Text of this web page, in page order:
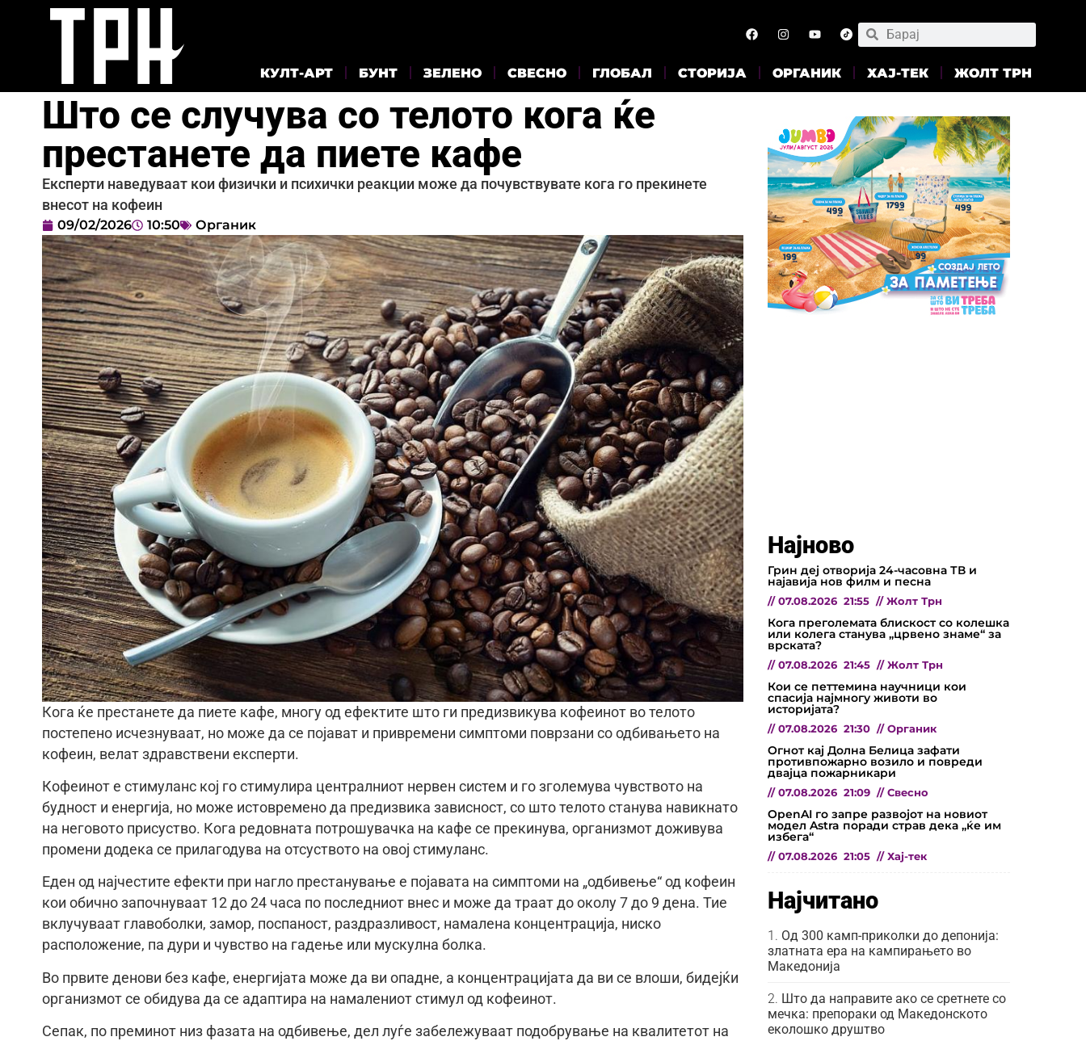
КУЛТ-АРТ БУНТ ЗЕЛЕНО СВЕСНО ГЛОБАЛ СТОРИЈА ОРГАНИК ХАЈ-ТЕК ЖОЛТ ТРН
Што се случува со телото кога ќе
престанете да пиете кафе
Експерти наведуваат кои физички и психички реакции може да почувствувате кога го прекинете
внесот на кофеин
09/02/2026 10:50 Органик
Кога ќе престанете да пиете кафе, многу од ефектите што ги предизвикува кофеинот во телото
постепено исчезнуваат, но може да се појават и привремени симптоми поврзани со одбивањето на
кофеин, велат здравствени експерти.
Кофеинот е стимуланс кој го стимулира централниот нервен систем и го зголемува чувството на
будност и енергија, но може истовремено да предизвика зависност, со што телото станува навикнато
на неговото присуство. Кога редовната потрошувачка на кафе се прекинува, организмот доживува
промени додека се прилагодува на отсуството на овој стимуланс.
Еден од најчестите ефекти при нагло престанување е појавата на симптоми на „одбивење“ од кофеин
кои обично започнуваат 12 до 24 часа по последниот внес и може да траат до околу 7 до 9 дена. Тие
вклучуваат главоболки, замор, поспаност, раздразливост, намалена концентрација, ниско
расположение, па дури и чувство на гадење или мускулна болка.
Во првите денови без кафе, енергијата може да ви опадне, а концентрацијата да ви се влоши, бидејќи
организмот се обидува да се адаптира на намалениот стимул од кофеинот.
Сепак, по преминот низ фазата на одбивење, дел луѓе забележуваат подобрување на квалитетот на
Најново
Грин деј отворија 24-часовна ТВ и
најавија нов филм и песна
// 07.08.2026 21:55 // Жолт Трн
Кога преголемата блискост со колешка
или колега станува „црвено знаме“ за
врската?
// 07.08.2026 21:45 // Жолт Трн
Кои се петтемина научници кои
спасија најмногу животи во
историјата?
// 07.08.2026 21:30 // Органик
Огнот кај Долна Белица зафати
противпожарно возило и повреди
двајца пожарникари
// 07.08.2026 21:09 // Свесно
OpenAI го запре развојот на новиот
модел Astra поради страв дека „ќе им
избега“
// 07.08.2026 21:05 // Хај-тек
Најчитано
Од 300 камп-приколки до депонија:
златната ера на кампирањето во
Македонија
Што да направите ако се сретнете со
мечка: препораки од Македонското
еколошко друштво